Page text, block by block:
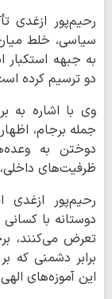
رحیم‌پور ازغدی
سیاسی، خلط
به جبهه
دو ترسیم کرده
وی با اشاره به
جمله برجام،
دوختن به
ظرفیت‌های
رحیم‌پور ازغدی
دوستانه با
تعرض می‌کنند،
برابر دشمنی که
این آموزه‌های